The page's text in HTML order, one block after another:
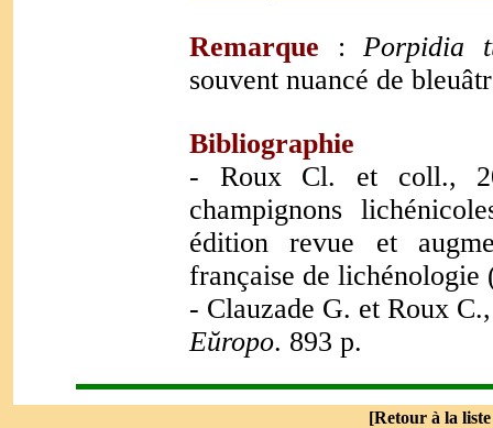
Remarque
:Porpidia
souvent nuancé de
Bibliographie
- Roux Cl. et coll.,
champignons
édition revue et
française de
- Clauzade G. et Roux
Eŭropo. 893 p.
[Retour à la liste